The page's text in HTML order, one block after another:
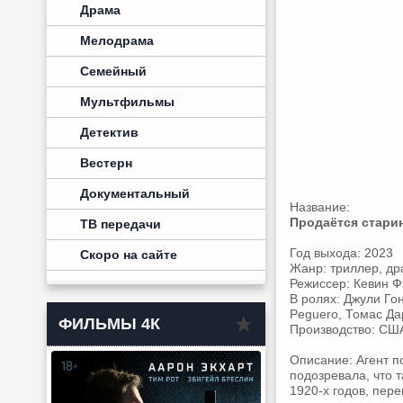
Драма
Мелодрама
Семейный
Мультфильмы
Детектив
Вестерн
Документальный
ТВ передачи
Скоро на сайте
ФИЛЬМЫ 4К
Название:
Продаётся
Год выхода: 2023
Жанр: триллер,
Режиссер: Кевин
В ролях: Джули
Peguero, Томас
Производство:
Описание: Агент
подозревала, что
1920-х годов,